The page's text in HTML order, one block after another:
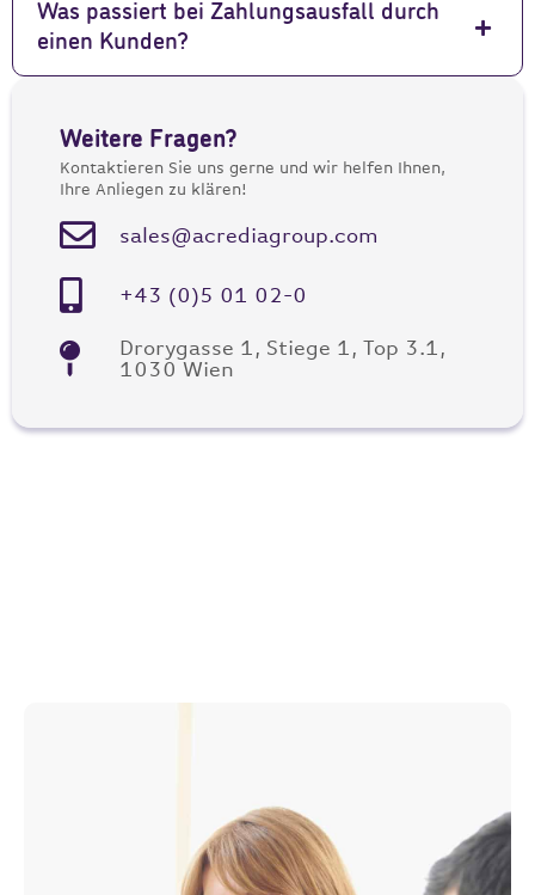
Was passiert bei Zahlungsausfall durch
einen Kunden?
Weitere Fragen?
Kontaktieren Sie uns gerne und wir helfen Ihnen,
Ihre Anliegen zu klären!
sales@acrediagroup.com
+43 (0)5 01 02-0
Drorygasse 1, Stiege 1, Top 3.1,
1030 Wien